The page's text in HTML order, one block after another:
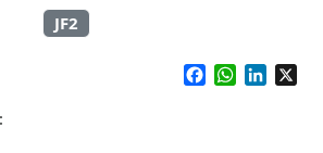
JF2
Facebook
WhatsApp